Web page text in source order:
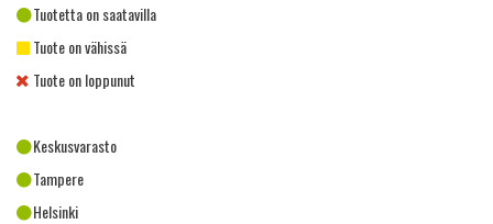
Tuotetta on saatavilla
Tuote on vähissä
Tuote on loppunut
Keskusvarasto
Tampere
Helsinki